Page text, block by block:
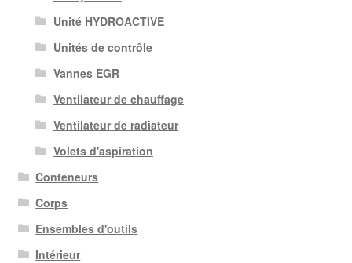
Unité HYDROACTIVE
Unités de contrôle
Vannes EGR
Ventilateur de chauffage
Ventilateur de radiateur
Volets d'aspiration
Conteneurs
Corps
Ensembles d'outils
Intérieur